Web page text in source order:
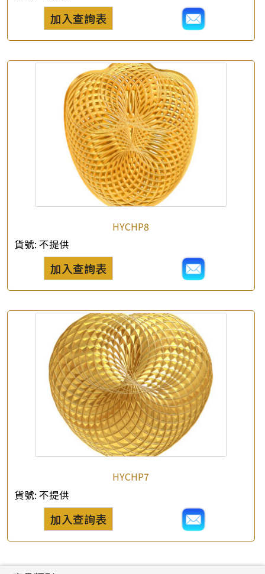
公司名稱
聯絡電話
查詢以下產品
加入查詢表
HYCHP8
貨號: 不提供
加入查詢表
HYCHP7
貨號: 不提供
加入查詢表